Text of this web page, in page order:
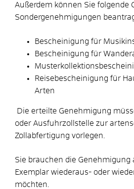
Außerdem können Sie folgende
Sondergenehmigungen
Bescheinigung für
Bescheinigung für
Reisebescheinigung für
Arten
Die erteilte Genehmigung
oder Ausfuhrzollstelle zur
Zollabfertigung vorlegen.
Sie brauchen die Genehmigung
Exemplar wiederaus- oder
möchten.